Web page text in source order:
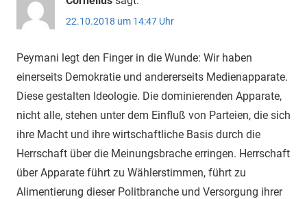
22.10.2018 um 14:47 Uhr
Peymani legt den Finger in die Wunde: Wir haben
einerseits Demokratie und andererseits Medienapparate.
Diese gestalten Ideologie. Die dominierenden Apparate,
nicht alle, stehen unter dem Einfluß von Parteien, die sich
ihre Macht und ihre wirtschaftliche Basis durch die
Herrschaft über die Meinungsbrache erringen. Herrschaft
über Apparate führt zu Wählerstimmen, führt zu
Alimentierung dieser Politbranche und Versorgung ihrer